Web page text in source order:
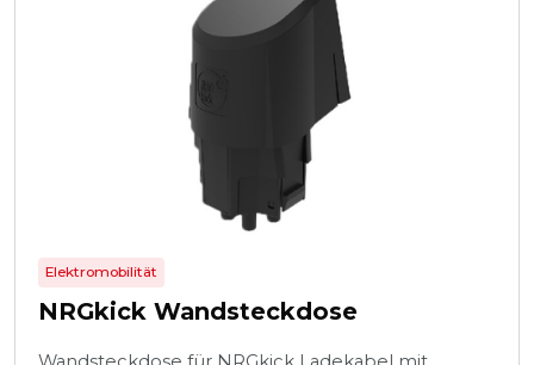
Elektromobilität
NRGkick Wandsteckdose